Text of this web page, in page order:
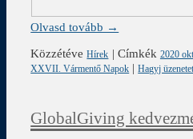
Olvasd tovább →
Közzétéve Hírek | Címkék 2020
XXVII. Vármentő Napok |Hagyj
GlobalGiving